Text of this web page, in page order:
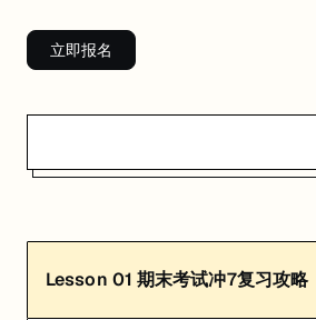
立即报名
Lesson 01 期末考试冲7复习攻略